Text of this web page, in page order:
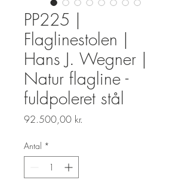
PP225 |
Flaglinestolen |
Hans J. Wegner |
Natur flagline -
fuldpoleret stål
92.500,00 kr.
Antal *